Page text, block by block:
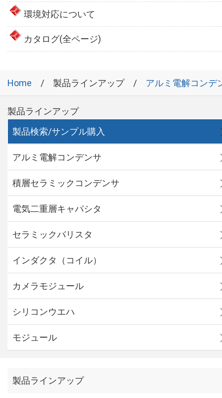
環境対応について
カタログ(全ページ)
Home 製品ラインアップ アルミ電解コンデ
製品ラインアップ
製品検索/サンプル購入
アルミ電解コンデンサ
積層セラミックコンデンサ
電気二重層キャパシタ
セラミックバリスタ
インダクタ（コイル）
カメラモジュール
シリコンウエハ
モジュール
製品ラインアップ